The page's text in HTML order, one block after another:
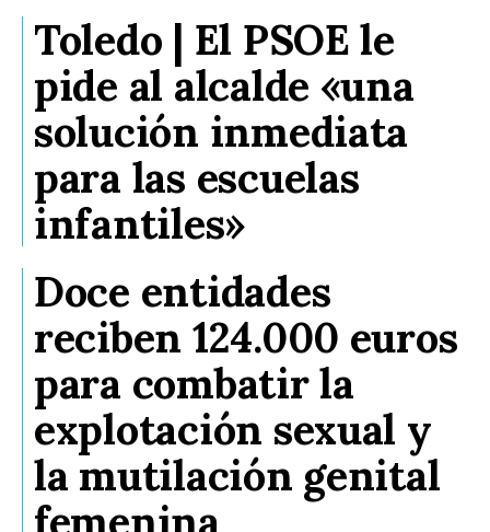
Toledo | El PSOE le
pide al alcalde «una
solución inmediata
para las escuelas
infantiles»
Doce entidades
reciben 124.000 euros
para combatir la
explotación sexual y
la mutilación genital
femenina